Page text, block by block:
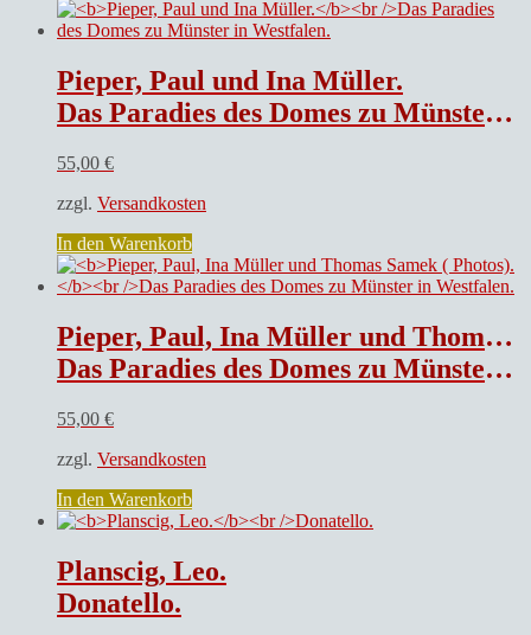
Pieper, Paul und Ina Müller.
Das Paradies des Domes zu Münster in Westfalen.
55,00 €
zzgl. Versandkosten
In den Warenkorb
Pieper, Paul, Ina Müller und Thomas Samek ( Photos).
Das Paradies des Domes zu Münster in Westfalen.
55,00 €
zzgl. Versandkosten
In den Warenkorb
Planscig, Leo.
Donatello.